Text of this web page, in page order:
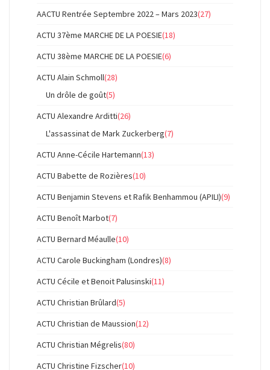
AACTU Rentrée Septembre 2022 – Mars 2023(27)
ACTU 37ème MARCHE DE LA POESIE(18)
ACTU 38ème MARCHE DE LA POESIE(6)
ACTU Alain Schmoll(28)
Un drôle de goût(5)
ACTU Alexandre Arditti(26)
L'assassinat de Mark Zuckerberg(7)
ACTU Anne-Cécile Hartemann(13)
ACTU Babette de Rozières(10)
ACTU Benjamin Stevens et Rafik Benhammou (APILI)(9)
ACTU Benoît Marbot(7)
ACTU Bernard Méaulle(10)
ACTU Carole Buckingham (Londres)(8)
ACTU Cécile et Benoit Palusinski(11)
ACTU Christian Brûlard(5)
ACTU Christian de Maussion(12)
ACTU Christian Mégrelis(80)
ACTU Christine Fizscher(10)